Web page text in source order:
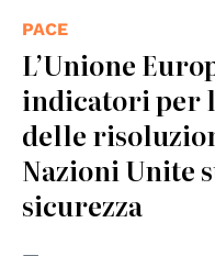
PACE
L’Unione
indicatori per
delle
Nazioni Unite
sicurezza